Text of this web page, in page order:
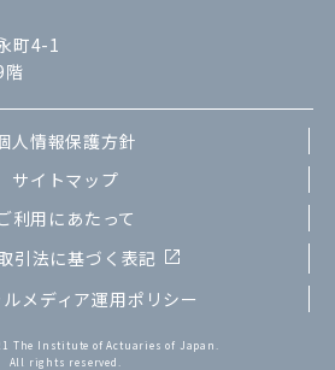
町4-1
階
人情報保護方針
サイトマップ
利用にあたって
引法に基づく表記
メディア運用ポリシー
The Institute of Actuaries of Japan.
All rights reserved.